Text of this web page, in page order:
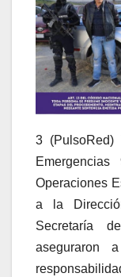
3
Operaciones
a la
Secretaría
aseguraron